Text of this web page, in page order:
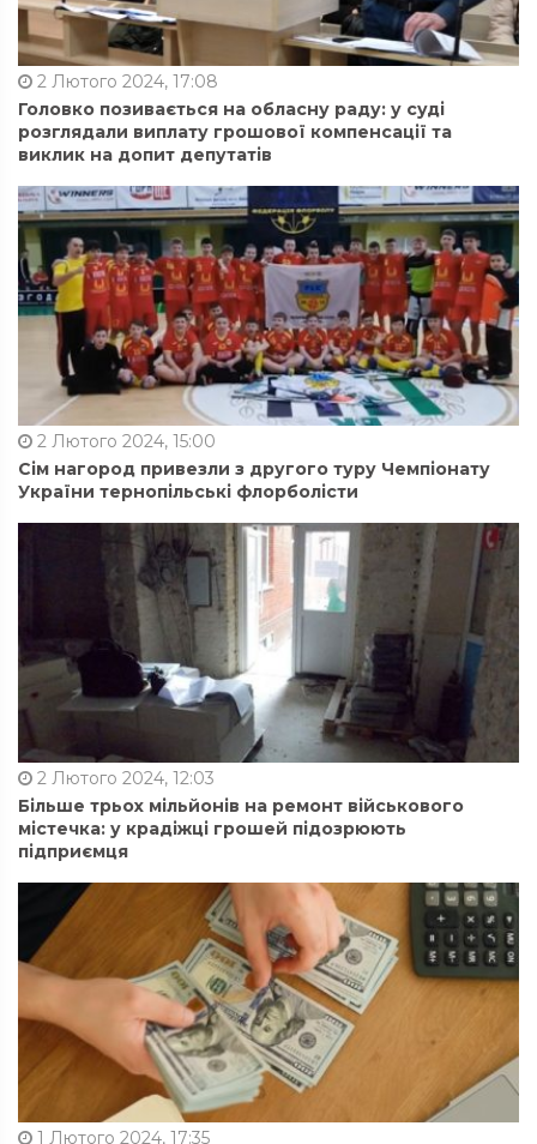
2 Лютого 2024, 17:08
Головко позивається на обласну раду: у суді
розглядали виплату грошової компенсації та
виклик на допит депутатів
2 Лютого 2024, 15:00
Сім нагород привезли з другого туру Чемпіонату
України тернопільські флорболісти
2 Лютого 2024, 12:03
Більше трьох мільйонів на ремонт військового
містечка: у крадіжці грошей підозрюють
підприємця
1 Лютого 2024, 17:35